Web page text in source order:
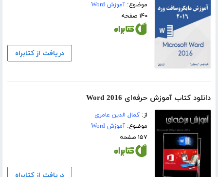
موضوع:آموزش Word
۱۴۰ صفحه
دریافت از کتابراه
دانلود کتاب آموزش حرفه‌ای Word 2016
از:کمال الدین عامری
موضوع:آموزش Word
۱۵۷ صفحه
دریافت از کتابراه